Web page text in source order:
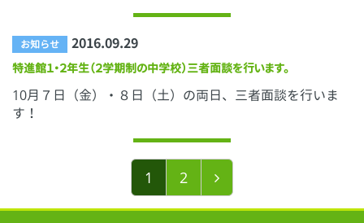
お知らせ 2016.09.29
特進館１・２年生（２学期制の中学校）三者面談を行います。
10月７日（金）・８日（土）の両日、三者面談を行いま
す！
1 2